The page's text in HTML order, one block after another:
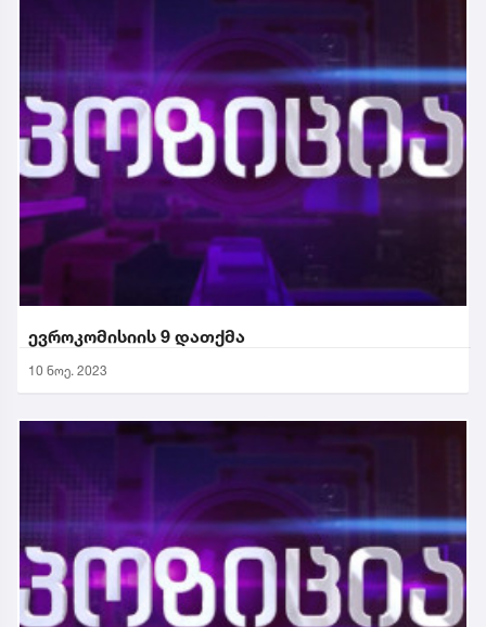
ევროკომისიის 9 დათქმა
10 ნოე. 2023